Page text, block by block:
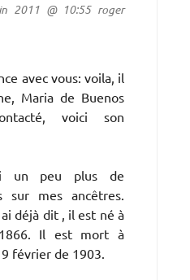
2011 @ 10:55 roger
avec vous: voila, il
Maria de Buenos
voici son
un peu plus de
sur mes ancêtres.
déjà dit , il est né à
Il est mort à
février de 1903.